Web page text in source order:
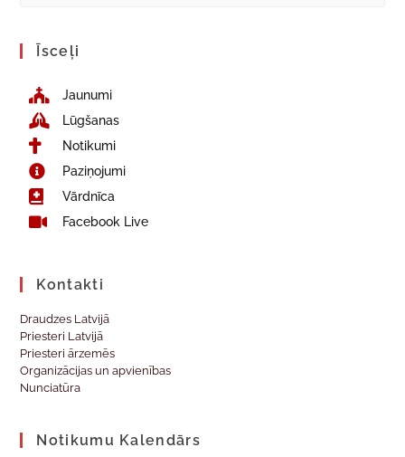
Īsceļi
Jaunumi
Lūgšanas
Notikumi
Paziņojumi
Vārdnīca
Facebook Live
Kontakti
Draudzes Latvijā
Priesteri Latvijā
Priesteri ārzemēs
Organizācijas un apvienības
Nunciatūra
Notikumu Kalendārs